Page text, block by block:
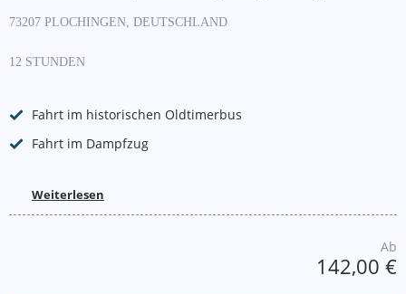
73207 PLOCHINGEN, DEUTSCHLAND
12 STUNDEN
Fahrt im historischen Oldtimerbus
Fahrt im Dampfzug
Weiterlesen
Ab
142,00 €